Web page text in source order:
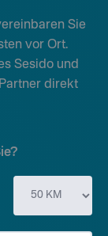
Sie
vor Ort.
Sesido und
direkt